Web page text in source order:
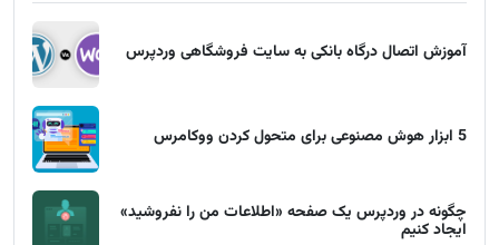
آموزش اتصال درگاه بانکی به سایت فروشگاهی وردپرس
5 ابزار هوش مصنوعی برای متحول کردن ووکامرس
چگونه در وردپرس یک صفحه «اطلاعات من را نفروشید»
ایجاد کنیم